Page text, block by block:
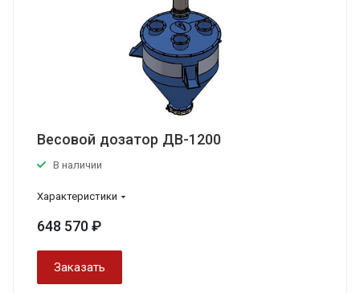
Весовой дозатор ДВ-1200
В наличии
Характеристики
648 570 ₽
Заказать